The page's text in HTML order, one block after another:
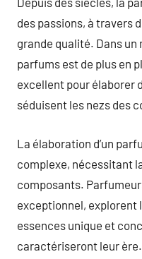
des passions, à travers
grande qualité. Dans
parfums est de plus en
excellent pour élaborer
séduisent les nezs des
La élaboration d’un
complexe, nécessitant
composants.
exceptionnel, explorent
essences unique et
caractériseront leur ère.